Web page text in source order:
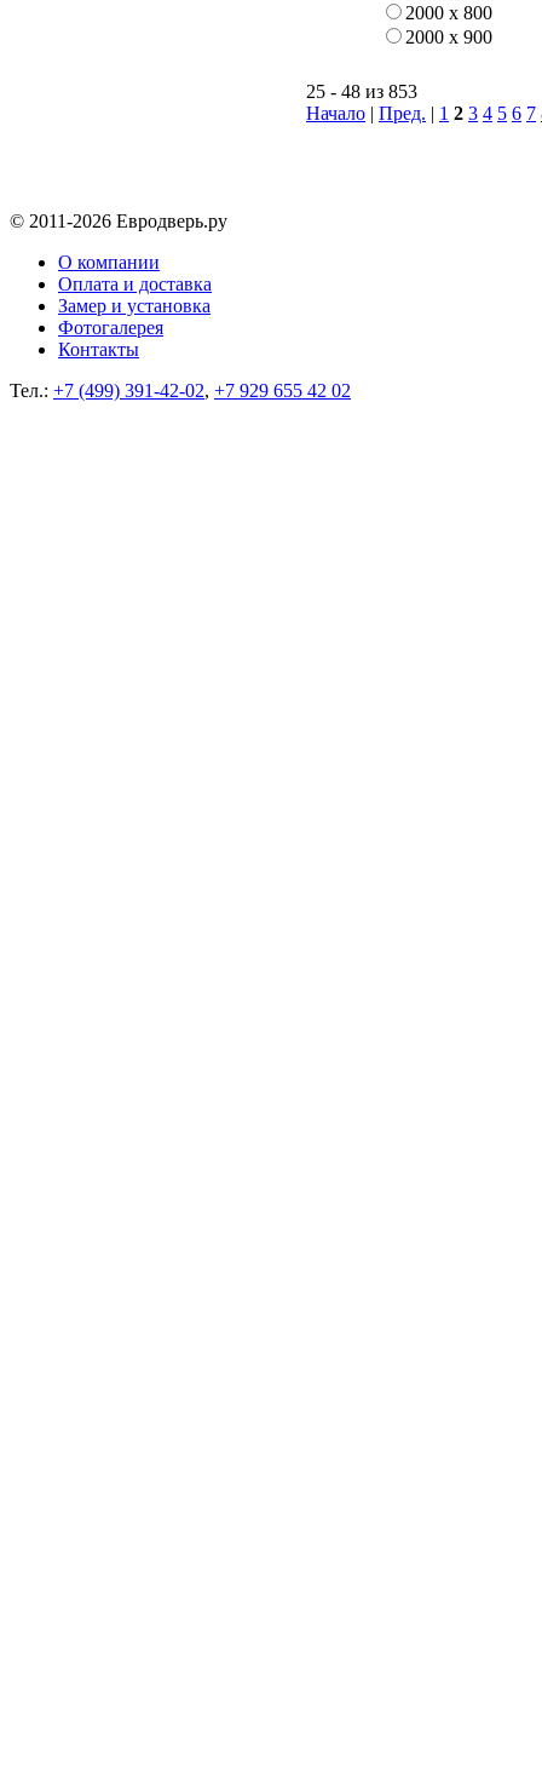
2000 х 800
2000 х 900
25 - 48 из 853
Начало | Пред. | 1 2 3 4 5 6 7
© 2011-2026 Евродверь.ру
О компании
Оплата и доставка
Замер и установка
Фотогалерея
Контакты
Тел.: +7 (499) 391-42-02, +7 929 655 42 02